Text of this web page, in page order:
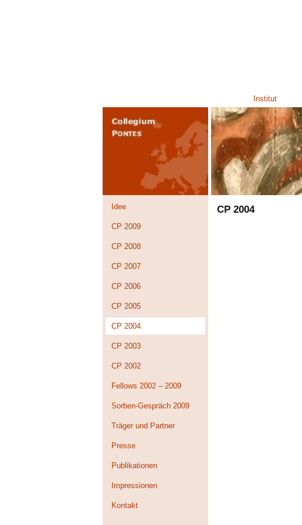
Institut
Idee
CP 2009
CP 2008
CP 2007
CP 2006
CP 2005
CP 2004
CP 2003
CP 2002
Fellows 2002 – 2009
Sorben-Gespräch 2009
Träger und Partner
Presse
Publikationen
Impressionen
Kontakt
CP 2004